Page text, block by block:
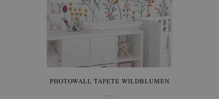
PHOTOWALL TAPETE WILDBLUMEN